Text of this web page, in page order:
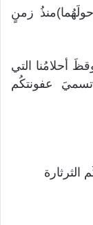
ويدور حولَهُما)منذُ زمنٍ
لم يجدُ نفعاً. جثة2: ليوقظَ أحلامُنا التي
جثة3: وهل تسميَ عفونتكُم